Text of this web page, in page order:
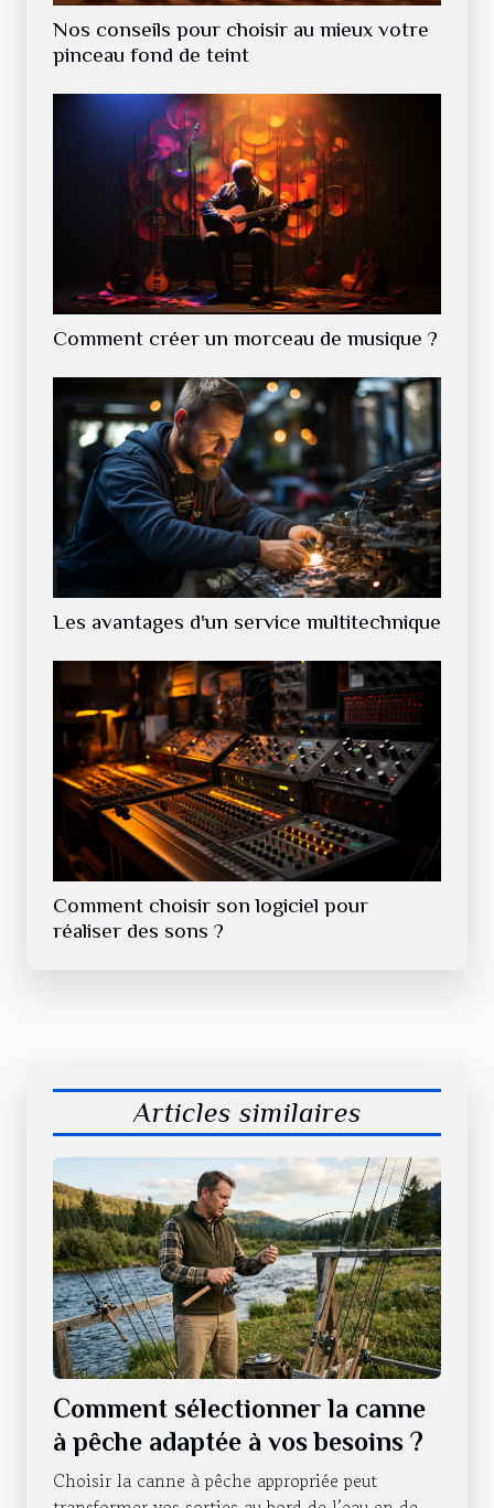
Nos conseils pour choisir au mieux votre
pinceau fond de teint
Comment créer un morceau de musique ?
Les avantages d'un service multitechnique
Comment choisir son logiciel pour
réaliser des sons ?
Articles similaires
Comment sélectionner la canne
à pêche adaptée à vos besoins ?
Choisir la canne à pêche appropriée peut